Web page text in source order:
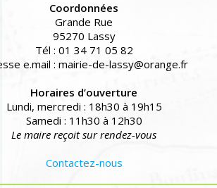
Coordonnées
Grande Rue
95270 Lassy
Tél : 01 34 71 05 82
e.mail : mairie-de-lassy@orange.fr
Horaires d’ouverture
Lundi, mercredi : 18h30 à 19h15
Samedi : 11h30 à 12h30
Le maire reçoit sur rendez-vous
Contactez-nous